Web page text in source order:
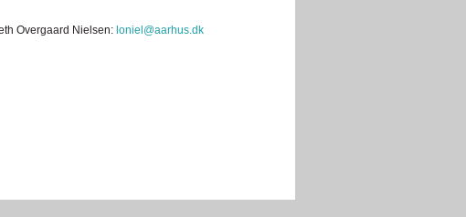
Overgaard Nielsen: loniel@aarhus.dk